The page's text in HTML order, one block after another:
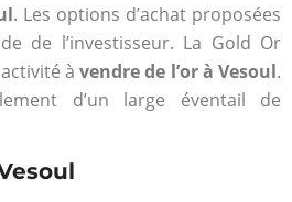
. Les options d’achat proposées
de l’investisseur. La Gold Or
àvendre de l’or à Vesoul.
d’un large éventail de